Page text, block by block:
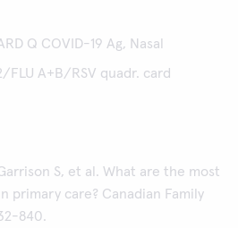
Q COVID-19 Ag, Nasal
FLU A+B/RSV quadr. card
S, et al. What are the most
primary care? Canadian Family
840.